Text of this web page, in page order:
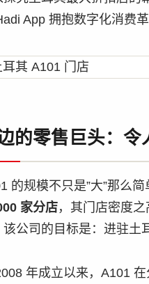
App 拥抱数字化消费革
的零售巨头：令
的规模不只是”大”那么
家分店，其门店密度
该公司的目标是：进驻土
年成立以来，A101